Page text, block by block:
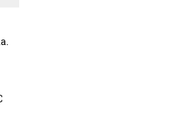
Урале из казны
украдены 18